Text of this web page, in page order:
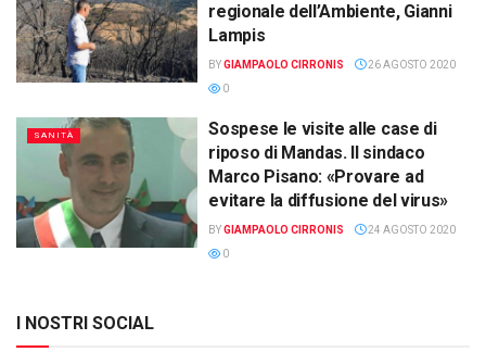
regionale dell’Ambiente, Gianni
Lampis
BYGIAMPAOLO CIRRONIS
26 AGOSTO 2020
0
SANITÀ
Sospese le visite alle case di
riposo di Mandas. Il sindaco
Marco Pisano: «Provare ad
evitare la diffusione del virus»
BYGIAMPAOLO CIRRONIS
24 AGOSTO 2020
0
I NOSTRI SOCIAL